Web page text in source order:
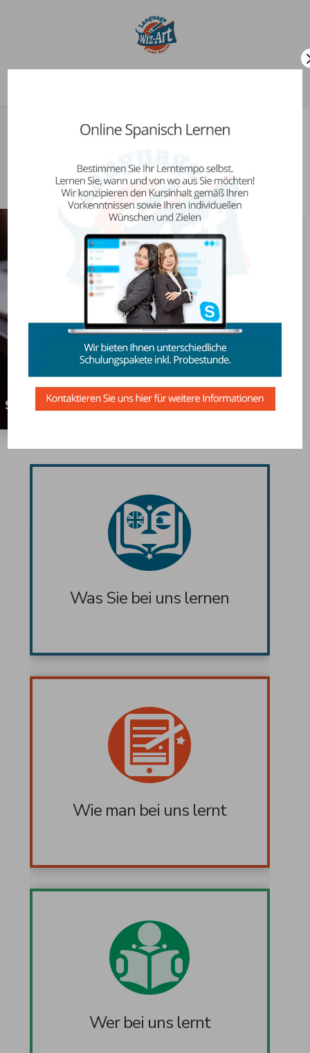
Willkommen in der Welt des
Sprachenlernens durch Aktivität und Imagination
Was Sie bei uns lernen
Wie man bei uns lernt
Wer bei uns lernt